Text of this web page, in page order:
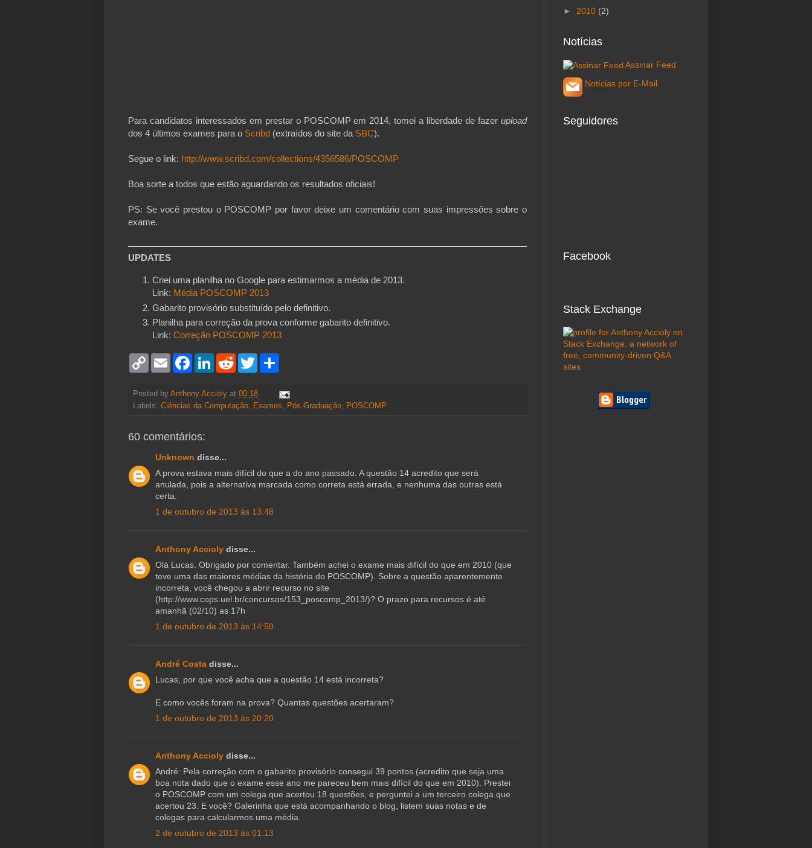
Para candidatos interessados em prestar o POSCOMP em 2014, tomei a liberdade de fazer upload
dos 4 últimos exames para o Scribd (extraídos do site da SBC).
Segue o link: http://www.scribd.com/collections/4356586/POSCOMP
Boa sorte a todos que estão aguardando os resultados oficiais!
PS: Se você prestou o POSCOMP por favor deixe um comentário com suas impressões sobre o
exame.
UPDATES
Criei uma planilha no Google para estimarmos a média de 2013.
Link: Média POSCOMP 2013
Gabarito provisório substituído pelo definitivo.
Planilha para correção da prova conforme gabarito definitivo.
Link: Correção POSCOMP 2013
C
L
i
E
m
l
F
b
o
L
e
d
R
i
t
T
t
e
e
Posted by Anthony Accioly at 00:18
Labels: Ciências da Computação, Exames, Pós-Graduação, POSCOMP
60 comentários:
Unknown disse...
A prova estava mais difícil do que a do ano passado. A questão 14 acredito que será
anulada, pois a alternativa marcada como correta está errada, e nenhuma das outras está
certa.
1 de outubro de 2013 às 13:48
Anthony Accioly disse...
Olá Lucas. Obrigado por comentar. Também achei o exame mais difícil do que em 2010 (que
teve uma das maiores médias da história do POSCOMP). Sobre a questão aparentemente
incorreta, você chegou a abrir recurso no site
(http://www.cops.uel.br/concursos/153_poscomp_2013/)? O prazo para recursos é até
amanhã (02/10) as 17h
1 de outubro de 2013 às 14:50
André Costa disse...
Lucas, por que você acha que a questão 14 está incorreta?
E como vocês foram na prova? Quantas questões acertaram?
1 de outubro de 2013 às 20:20
Anthony Accioly disse...
André: Pela correção com o gabarito provisório consegui 39 pontos (acredito que seja uma
boa nota dado que o exame esse ano me pareceu bem mais difícil do que em 2010). Prestei
o POSCOMP com um colega que acertou 18 questões, e perguntei a um terceiro colega que
acertou 23. E você? Galerinha que está acompanhando o blog, listem suas notas e de
colegas para calcularmos uma média.
2 de outubro de 2013 às 01:13
► 2010 (2)
Notícias
Assinar Feed
Notícias por E-Mail
Seguidores
Facebook
Stack Exchange